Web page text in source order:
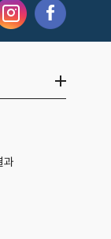
과
사이트
산업인력공단